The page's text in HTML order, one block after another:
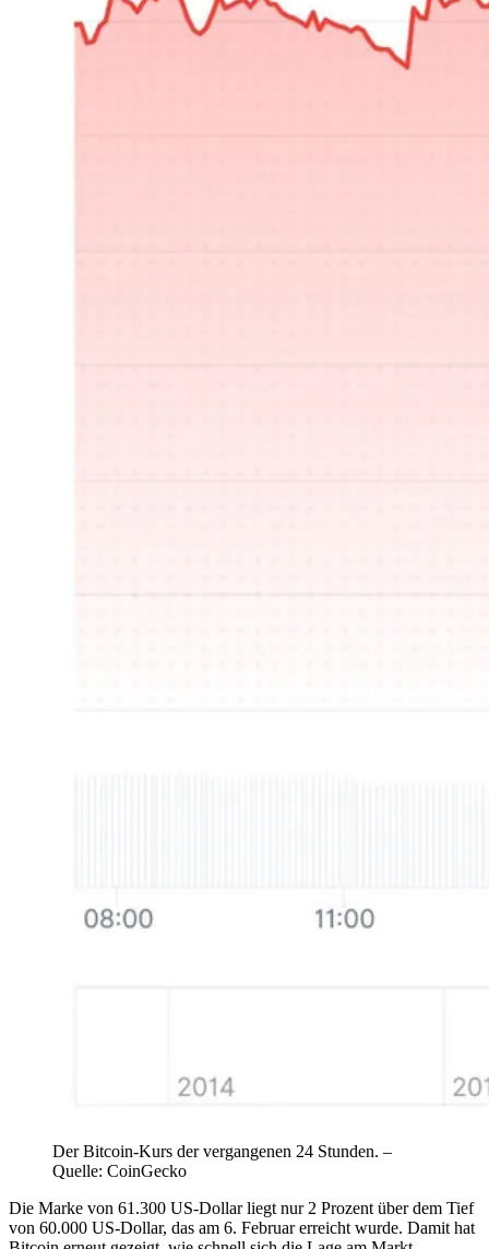
Der Bitcoin-Kurs der vergangenen 24 Stunden. –
Quelle: CoinGecko
Die Marke von 61.300 US-Dollar liegt nur 2 Prozent über dem Tief
von 60.000 US-Dollar, das am 6. Februar erreicht wurde. Damit hat